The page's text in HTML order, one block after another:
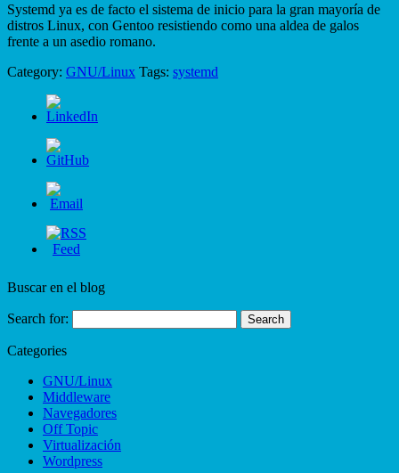
Systemd ya es de facto el sistema de inicio para la gran mayoría de
distros Linux, con Gentoo resistiendo como una aldea de galos
frente a un asedio romano.
Category: GNU/Linux Tags: systemd
Buscar en el blog
Search for:
Categories
GNU/Linux
Middleware
Navegadores
Off Topic
Virtualización
Wordpress